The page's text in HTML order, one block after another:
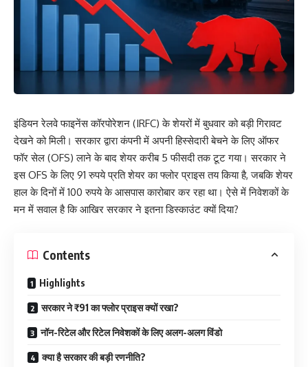
इंडियन रेलवे फाइनेंस कॉरपोरेशन (IRFC) के शेयरों में बुधवार को बड़ी गिरावट
देखने को मिली। सरकार द्वारा कंपनी में अपनी हिस्सेदारी बेचने के लिए ऑफर
फॉर सेल (OFS) लाने के बाद शेयर करीब 5 फीसदी तक टूट गया। सरकार ने
इस OFS के लिए 91 रुपये प्रति शेयर का फ्लोर प्राइस तय किया है, जबकि शेयर
हाल के दिनों में 100 रुपये के आसपास कारोबार कर रहा था। ऐसे में निवेशकों के
मन में सवाल है कि आखिर सरकार ने इतना डिस्काउंट क्यों दिया?
Contents
Highlights
सरकार ने ₹91 का फ्लोर प्राइस क्यों रखा?
नॉन-रिटेल और रिटेल निवेशकों के लिए अलग-अलग विंडो
क्या है सरकार की बड़ी रणनीति?